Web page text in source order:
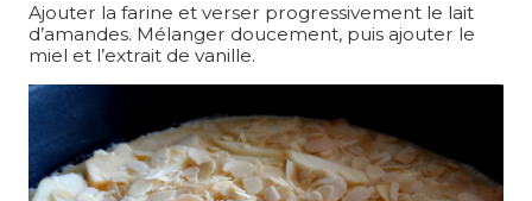
Ajouter la farine et verser progressivement le lait
d’amandes. Mélanger doucement, puis ajouter le
miel et l’extrait de vanille.